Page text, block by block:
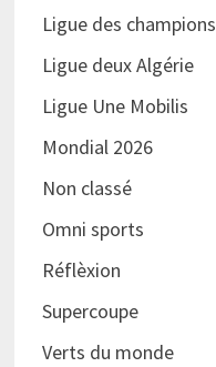
Ligue des champions
Ligue deux Algérie
Ligue Une Mobilis
Mondial 2026
Non classé
Omni sports
Réflèxion
Supercoupe
Verts du monde